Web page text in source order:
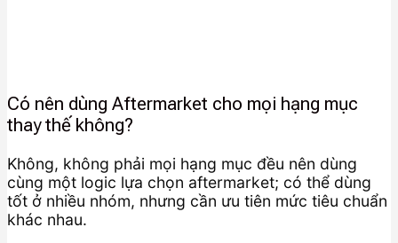
Có nên dùng Aftermarket cho mọi hạng mục
thay thế không?
Không, không phải mọi hạng mục đều nên dùng
cùng một logic lựa chọn aftermarket; có thể dùng
tốt ở nhiều nhóm, nhưng cần ưu tiên mức tiêu chuẩn
khác nhau.